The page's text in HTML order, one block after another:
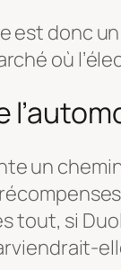
est donc
où
un
si